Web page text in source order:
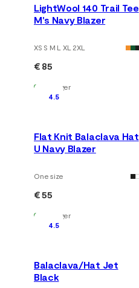
LightWool 140 Trail Tee
M's Navy Blazer
XS S M L XL 2XL
€ 85
Auf Lager
4.5
Flat Knit Balaclava Hat
U Navy Blazer
One size
€ 55
Auf Lager
4.5
Balaclava/Hat Jet
Black